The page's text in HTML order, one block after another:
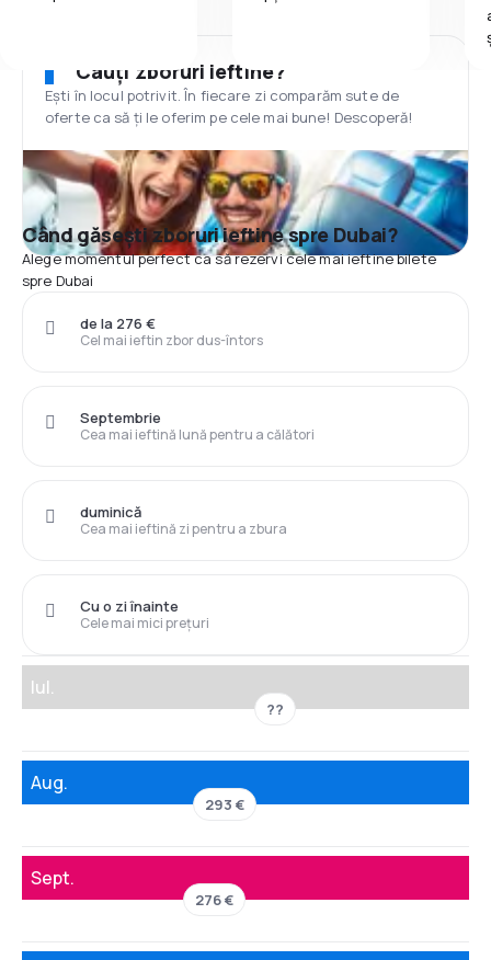
Cauți zboruri ieftine?
Ești în locul potrivit. În fiecare zi comparăm sute de
oferte ca să ți le oferim pe cele mai bune! Descoperă!
Când găsești zboruri ieftine spre Dubai?
Alege momentul perfect ca să rezervi cele mai ieftine bilete
spre Dubai
Cel mai ieftin zbor dus-întors
de la 276 €
Cea mai ieftină lună pentru a călători
Septembrie
Cea mai ieftină zi pentru a zbura
duminică
Cele mai mici prețuri
Cu o zi înainte
Iul.
??
Aug.
293 €
Sept.
276 €